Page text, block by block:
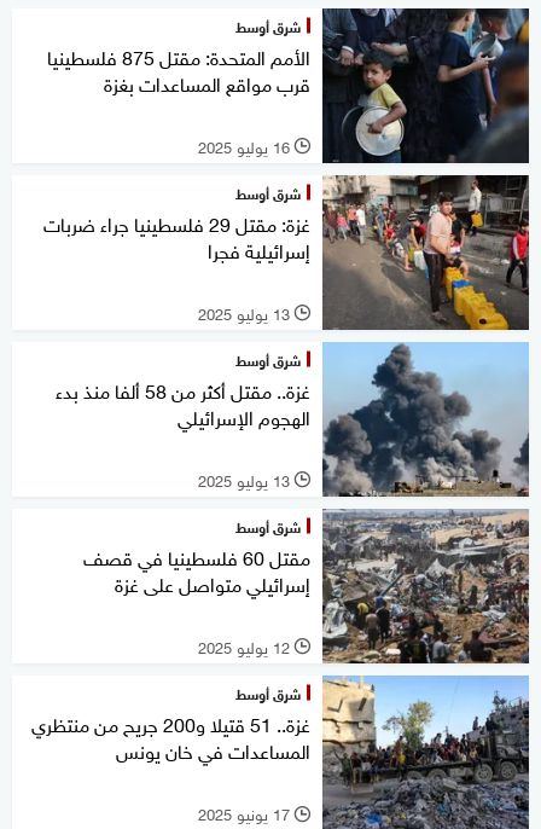
شرق أوسط
الأمم المتحدة: مقتل 875 فلسطينيا
قرب مواقع المساعدات بغزة
l 16 يوليو 2025
شرق أوسط
غزة: مقتل 29 فلسطينيا جراء ضربات
إسرائيلية فجرا
l 13 يوليو 2025
شرق أوسط
غزة.. مقتل أكثر من 58 ألفا منذ بدء
الهجوم الإسرائيلي
l 13 يوليو 2025
شرق أوسط
مقتل 60 فلسطينيا في قصف
إسرائيلي متواصل على غزة
l 12 يوليو 2025
شرق أوسط
غزة.. 51 قتيلا و200 جريح من منتظري
المساعدات في خان يونس
l 17 يونيو 2025